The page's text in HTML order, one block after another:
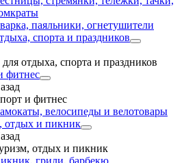
паяльники, огнетушители
спорта и праздников
отдыха, спорта и праздников
фитнес
и фитнес
велосипеды и велотовары
отдых и пикник
отдых и пикник
грили, барбекю